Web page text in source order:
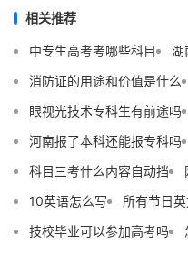
相关推荐
中专生高考考哪些科目
湖
消防证的用途和价值是什么
眼视光技术专科生有前途吗
河南报了本科还能报专科吗
科目三考什么内容自动挡
10英语怎么写
所有节日
技校毕业可以参加高考吗